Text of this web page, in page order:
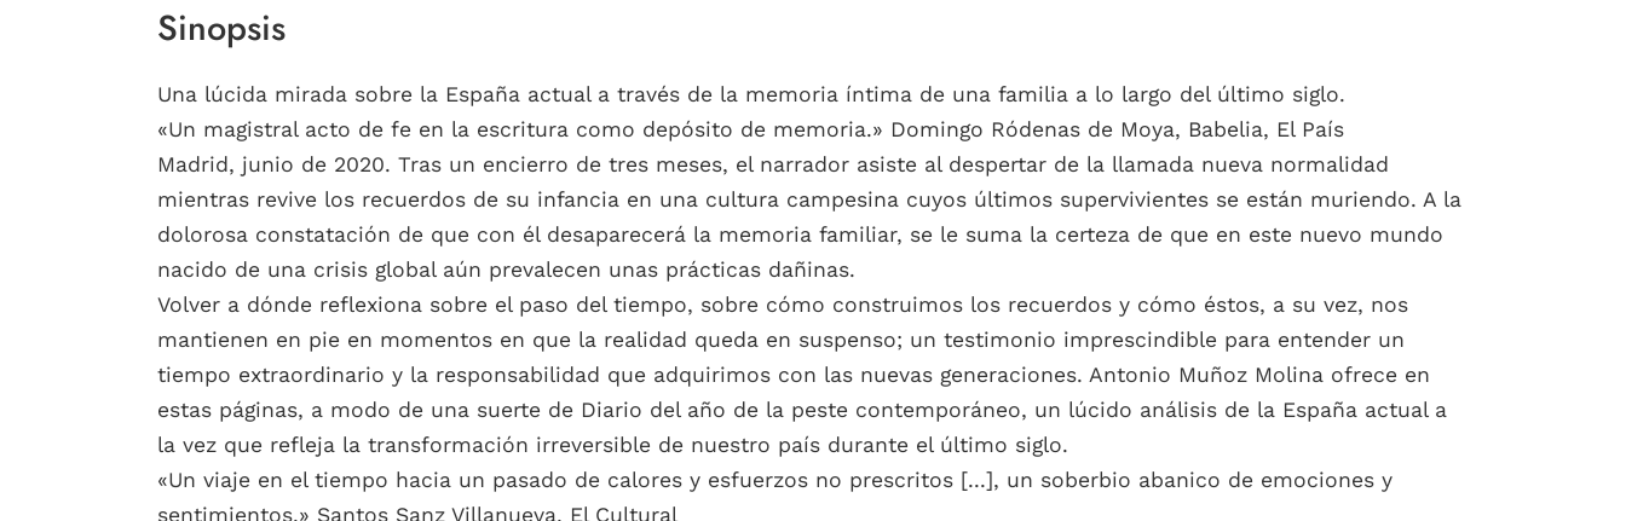
Sinopsis
Una lúcida mirada sobre la España actual a través de la memoria íntima de una familia a lo largo del último siglo.
«Un magistral acto de fe en la escritura como depósito de memoria.» Domingo Ródenas de Moya, Babelia, El País
Madrid, junio de 2020. Tras un encierro de tres meses, el narrador asiste al despertar de la llamada nueva normalidad
mientras revive los recuerdos de su infancia en una cultura campesina cuyos últimos supervivientes se están muriendo. A la
dolorosa constatación de que con él desaparecerá la memoria familiar, se le suma la certeza de que en este nuevo mundo
nacido de una crisis global aún prevalecen unas prácticas dañinas.
Volver a dónde reflexiona sobre el paso del tiempo, sobre cómo construimos los recuerdos y cómo éstos, a su vez, nos
mantienen en pie en momentos en que la realidad queda en suspenso; un testimonio imprescindible para entender un
tiempo extraordinario y la responsabilidad que adquirimos con las nuevas generaciones. Antonio Muñoz Molina ofrece en
estas páginas, a modo de una suerte de Diario del año de la peste contemporáneo, un lúcido análisis de la España actual a
la vez que refleja la transformación irreversible de nuestro país durante el último siglo.
«Un viaje en el tiempo hacia un pasado de calores y esfuerzos no prescritos [...], un soberbio abanico de emociones y
sentimientos.» Santos Sanz Villanueva, El Cultural